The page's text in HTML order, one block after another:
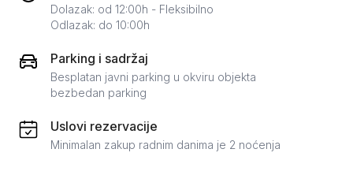
Dolazak: od 12:00h - Fleksibilno
Odlazak: do 10:00h
Parking i sadržaj
Besplatan javni parking u okviru objekta
bezbedan parking
Uslovi rezervacije
Minimalan zakup radnim danima je 2 noćenja